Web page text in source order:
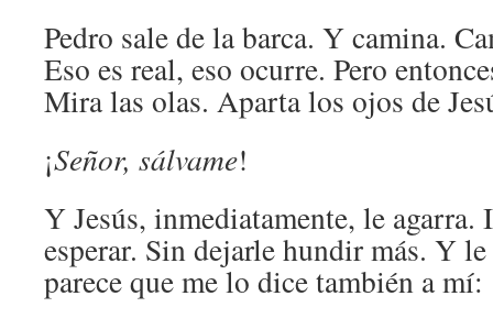
Pedro sale de la barca. Y camina.
Eso es real, eso ocurre. Pero
Mira las olas. Aparta los ojos de
¡Señor, sálvame!
Y Jesús, inmediatamente, le agarra.
esperar. Sin dejarle hundir más. Y
parece que me lo dice también a mí: